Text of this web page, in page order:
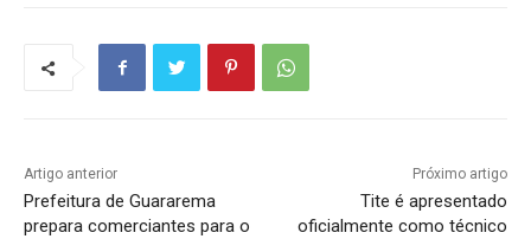
Artigo anterior
Prefeitura de Guararema
prepara comerciantes para o
Próximo artigo
Tite é apresentado
oficialmente como técnico